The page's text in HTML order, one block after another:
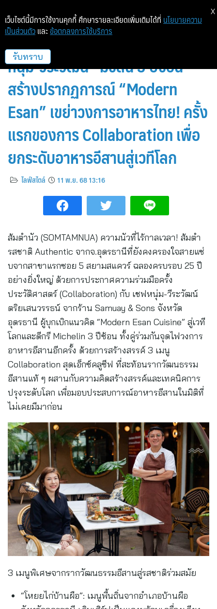
“ส้มตำนัว” ฉลอง 25 ปี ผนึก “เชฟ
หนุ่ม-วีระวัฒน์” มิชลิน 3 ปีซ้อน
สร้างปรากฏการณ์ “Modern
Esan” เขย่าวงการอาหารไทย! ครั้ง
แรกของการ Collaboration เพื่อ
ยกระดับอาหารอีสานสู่เวทีโลก
ไลฟ์สไตล์ 11 พ.ย. 68 13:16
ส้มตำนัว (SOMTAMNUA) ความนัวที่ไร้กาลเวลา! ส้มตำ
รสชาติ Authentic จากจ.อุดรธานีที่ยังคงครองใจสายแซ่
บจากสาขาแรกซอย 5 สยามสแควร์ ฉลองครบรอบ 25 ปี
อย่างยิ่งใหญ่ ด้วยการประกาศความร่วมมือครั้ง
ประวัติศาสตร์ (Collaboration) กับ เชฟหนุ่ม-วีระวัฒน์
ตริยเสนวรรธน์ จากร้าน Samuay & Sons จังหวัด
อุดรธานี ผู้บุกเบิกแนวคิด “Modern Esan Cuisine” สู่เวที
โลกและดีกรี Michelin 3 ปีซ้อน ทั้งคู่ร่วมกันจุดไฟวงการ
อาหารอีสานอีกครั้ง ด้วยการสร้างสรรค์ 3 เมนู
Collaboration สุดเอ็กซ์คลูซีฟ ที่สะท้อนรากวัฒนธรรม
อีสานแท้ ๆ ผสานกับความคิดสร้างสรรค์และเทคนิคการ
ปรุงระดับโลก เพื่อมอบประสบการณ์อาหารอีสานในมิติที่
ไม่เคยมีมาก่อน
3 เมนูพิเศษจากรากวัฒนธรรมอีสานสู่รสชาติร่วมสมัย
“โหยยไก่บ้านผือ”: เมนูพื้นถิ่นจากอำเภอบ้านผือ
เว็บไซต์นี้มีการใช้งานคุกกี้ ศึกษารายละเอียดเพิ่มเติมได้ที่ นโยบายความ
เป็นส่วนตัว และ ข้อตกลงการใช้บริการ
รับทราบ
X